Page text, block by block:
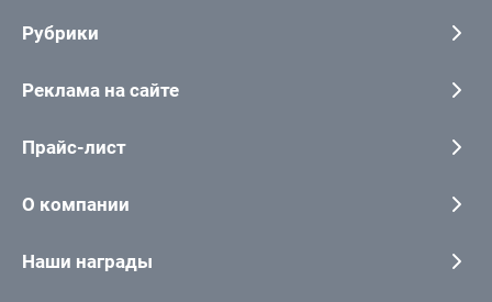
Рубрики
Реклама на сайте
Прайс-лист
О компании
Наши награды